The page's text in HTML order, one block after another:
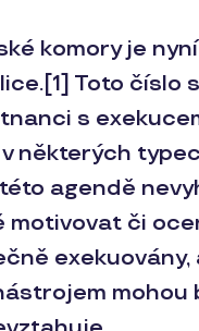
komory je
Toto
s
v některých
agendě
motivovat či